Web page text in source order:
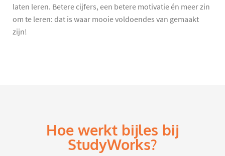
laten leren. Betere cijfers, een betere motivatie én meer zin
om te leren: dat is waar mooie voldoendes van gemaakt
zijn!
Hoe werkt bijles bij
StudyWorks?